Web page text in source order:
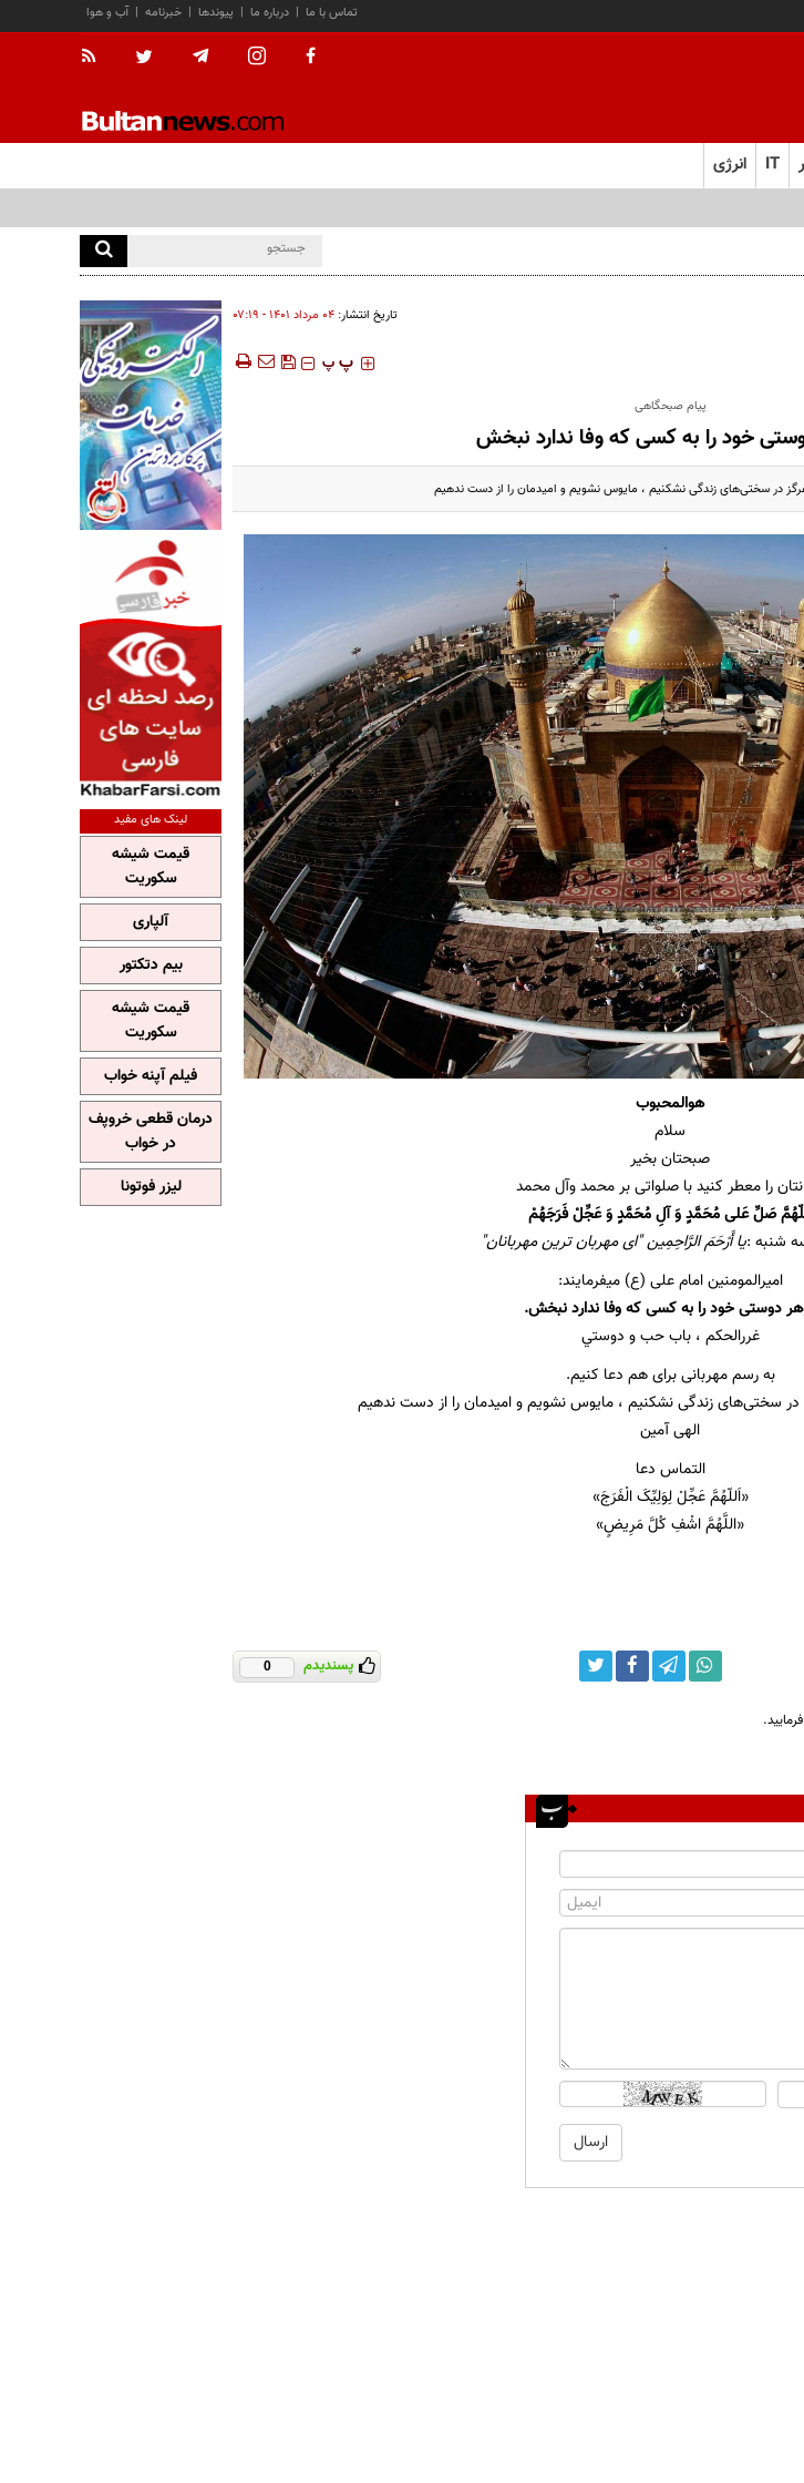
آب و هوا | خبرنامه | پیوندها | درباره ما | تماس با ما
IT انرژی
تاریخ انتشار: ۰۴ مرداد ۱۴۰۱ - ۰۷:۱۹
‍‍‍ پ پ
پیام صبحگاهی
خود را به كسى كه وفا ندارد نبخش
در سختی‌های زندگی نشکنیم ، مایوس نشویم و امیدمان را از دست ندهیم
هوالمحبوب
سلام
صبحتان بخیر
را معطر کنید با صلواتی بر محمد وآل محمد
صَلِّ عَلی مُحَمَّدٍ وَ آلِ مُحَمَّدٍ وَ عَجِّلْ فَرَجَهُمْ
شنبه :یا أَرْحَمَ الرَّاحِمِین "ای مهربان ترین مهربانان"
امیرالمومنین امام علی (ع) میفرمایند:
دوستى خود را به كسى كه وفا ندارد نبخش.
غررالحکم ، باب حب و دوستي
به رسم مهربانی برای هم دعا کنیم.
در سختی‌های زندگی نشکنیم ، مایوس نشویم و امیدمان را از دست ندهیم
الهی آمین
التماس دعا
«اَللّهُمَّ عَجِّلْ لِوَلِيِّکَ الْفَرَجَ»
«اللَّهُمَّ اشْفِ کُلَّ مَرِیضٍ»
پسندیدم 0
لینک های مفید
قیمت شیشه
سکوریت
آلپاری
بیم دتکتور
قیمت شیشه
سکوریت
فیلم آپنه خواب
درمان قطعی خروپف
در خواب
لیزر فوتونا